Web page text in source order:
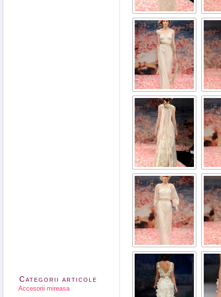
Categorii articole
Accesorii mireasa